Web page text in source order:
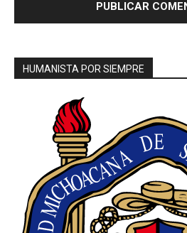
HUMANISTA POR SIEMPRE